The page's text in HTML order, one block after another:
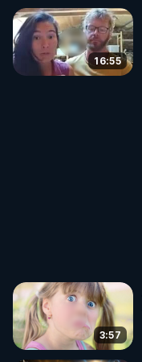
16:55
3:57